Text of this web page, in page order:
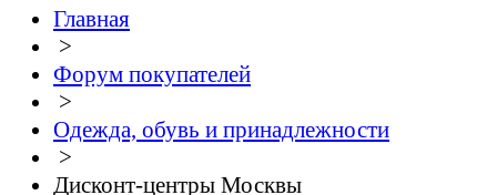
Главная
>
Форум покупателей
>
Одежда, обувь и принадлежности
>
Дисконт-центры Москвы